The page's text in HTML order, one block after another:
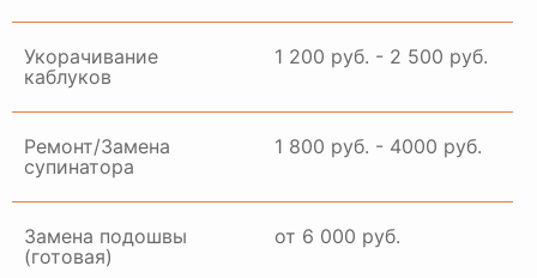
Укорачивание
каблуков
1 200 руб. - 2 500 руб.
Ремонт/Замена
супинатора
1 800 руб. - 4000 руб.
Замена подошвы
(готовая)
от 6 000 руб.